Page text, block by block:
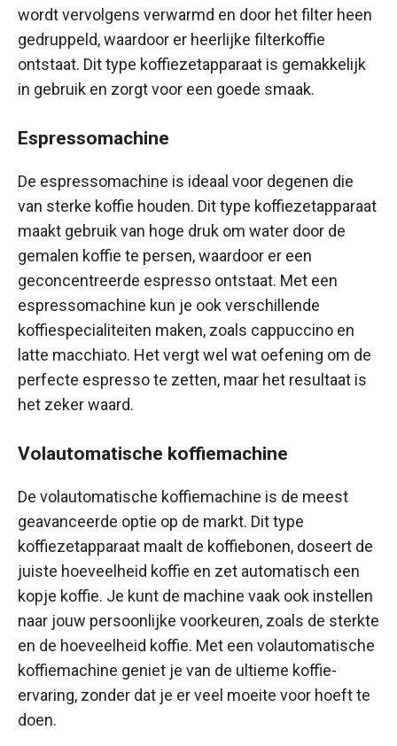
wordt vervolgens verwarmd en door het filter heen
gedruppeld, waardoor er heerlijke filterkoffie
ontstaat. Dit type koffiezetapparaat is gemakkelijk
in gebruik en zorgt voor een goede smaak.
Espressomachine
De espressomachine is ideaal voor degenen die
van sterke koffie houden. Dit type koffiezetapparaat
maakt gebruik van hoge druk om water door de
gemalen koffie te persen, waardoor er een
geconcentreerde espresso ontstaat. Met een
espressomachine kun je ook verschillende
koffiespecialiteiten maken, zoals cappuccino en
latte macchiato. Het vergt wel wat oefening om de
perfecte espresso te zetten, maar het resultaat is
het zeker waard.
Volautomatische koffiemachine
De volautomatische koffiemachine is de meest
geavanceerde optie op de markt. Dit type
koffiezetapparaat maalt de koffiebonen, doseert de
juiste hoeveelheid koffie en zet automatisch een
kopje koffie. Je kunt de machine vaak ook instellen
naar jouw persoonlijke voorkeuren, zoals de sterkte
en de hoeveelheid koffie. Met een volautomatische
koffiemachine geniet je van de ultieme koffie-
ervaring, zonder dat je er veel moeite voor hoeft te
doen.